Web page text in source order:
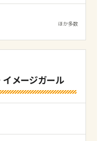
ほか多数
メージガール